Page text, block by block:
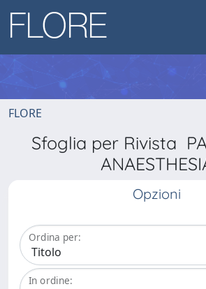
FLORE
Sfoglia per Rivista
Opzioni
Ordina per:
In ordine: